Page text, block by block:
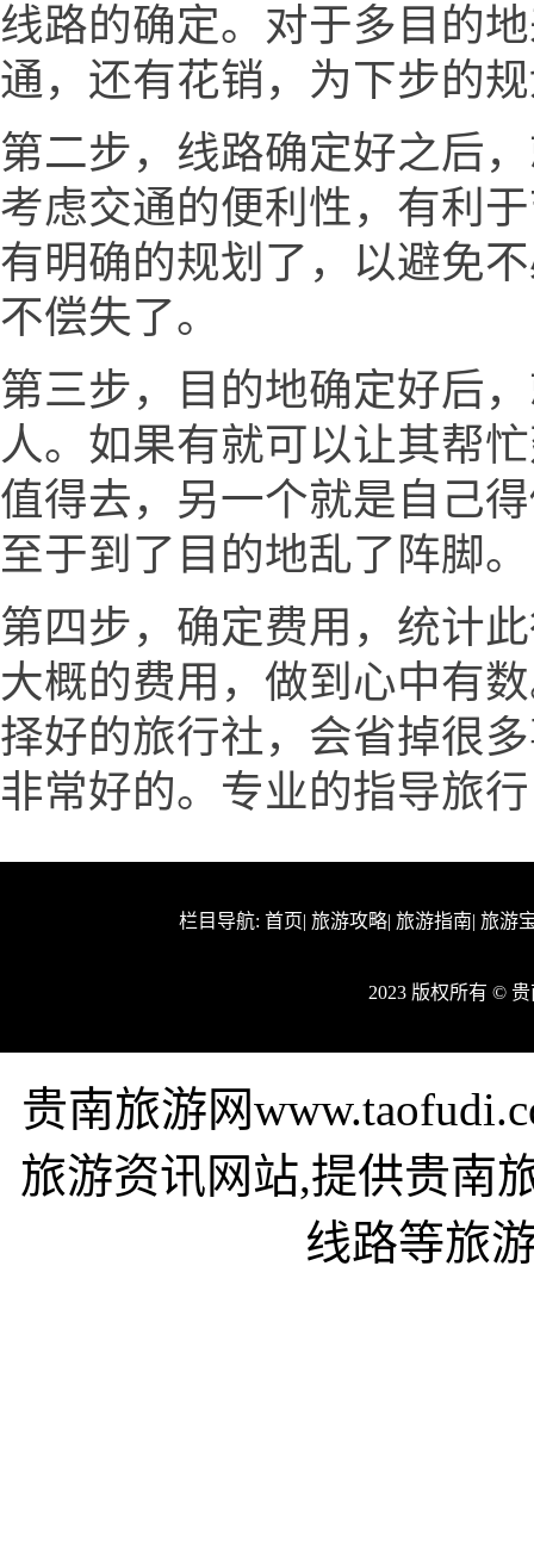
线路的确定。对于多目的
通，还有花销，为下步的
第二步，线路确定好之后
考虑交通的便利性，有利
有明确的规划了，以避免
不偿失了。
第三步，目的地确定好后
人。如果有就可以让其帮
值得去，另一个就是自己
至于到了目的地乱了阵脚。
第四步，确定费用，统计
大概的费用，做到心中有
择好的旅行社，会省掉很
非常好的。专业的指导旅
栏目导航: 首页| 旅游攻略| 旅游指南| 旅游
2023 版权所有 ©
贵南旅游网
旅游资讯网站,提供贵南
线路等旅